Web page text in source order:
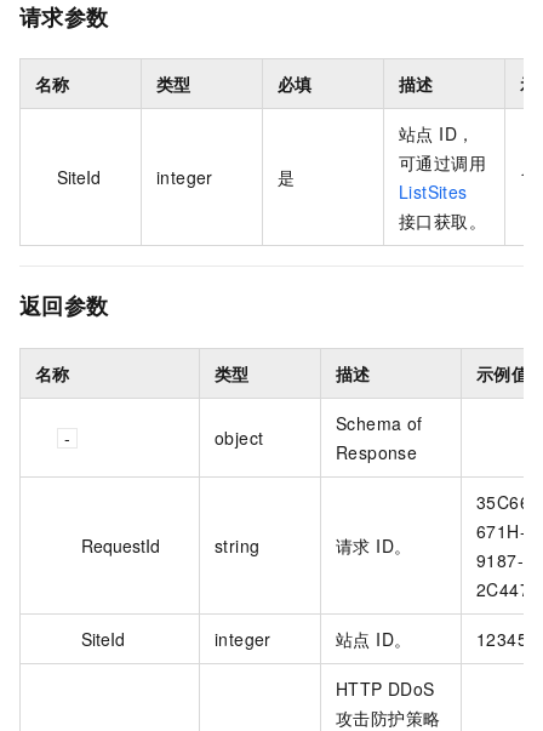
请求参数
名称 类型 必填 描述 示
SiteId integer 是
站点 ID，
可通过调用
ListSites
接口获取。
返回参数
名称 类型 描述 示例值
object
Schema of
Response
RequestId string 请求 ID。
671H-
9187-
SiteId integer 站点 ID。
HTTP DDoS
攻击防护策略